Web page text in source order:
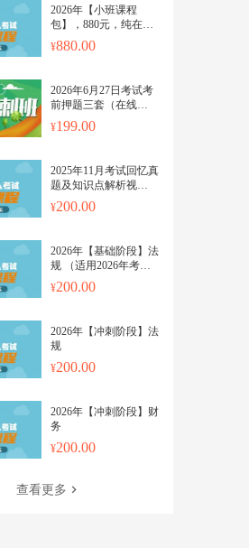
2026年【小班课程
包】，880元，纯在线
课程，12个月答疑。纸
质另外购买
880.00
2026年6月27日考试考
前押题三套（在线机
考）
199.00
2025年11月考试回忆真
题及知识点解析视频
（在线观看）
200.00
2026年【基础阶段】法
规 （适用2026年考
试，投行云课堂每个视
频上传更新日期都会标
200.00
2026年【冲刺阶段】法
规
200.00
2026年【冲刺阶段】财
务
200.00
查看更多